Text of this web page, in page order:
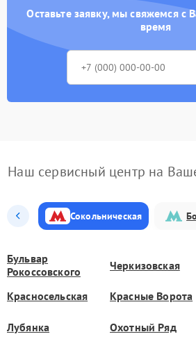
Оставьте заявку, мы свяжемся с
время
Наш сервисный центр на
Сокольническая
Бульвар
Рокоссовского
Черкизовская
Красносельская
Красные Ворота
Лубянка Охотный Ряд